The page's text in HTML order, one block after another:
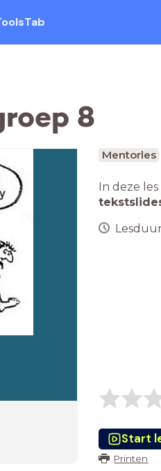
8
Mentorles
In deze
Lesduur
Start
Printen